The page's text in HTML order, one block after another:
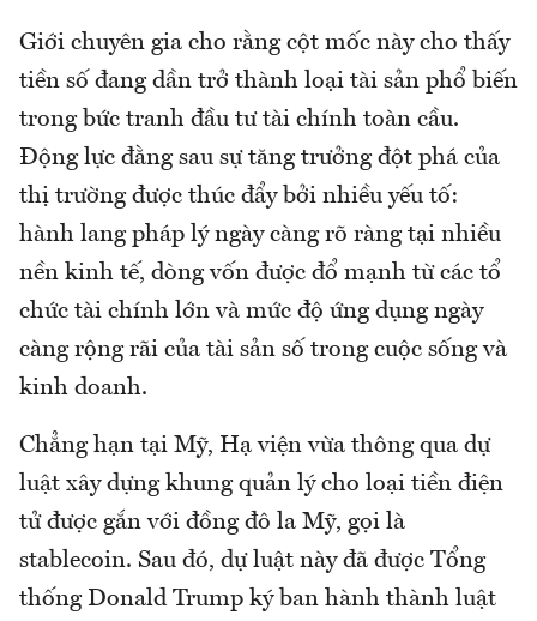
Giới chuyên gia cho rằng cột mốc này cho thấy
tiền số đang dần trở thành loại tài sản phổ biến
trong bức tranh đầu tư tài chính toàn cầu.
Động lực đằng sau sự tăng trưởng đột phá của
thị trường được thúc đẩy bởi nhiều yếu tố:
hành lang pháp lý ngày càng rõ ràng tại nhiều
nền kinh tế, dòng vốn được đổ mạnh từ các tổ
chức tài chính lớn và mức độ ứng dụng ngày
càng rộng rãi của tài sản số trong cuộc sống và
kinh doanh.
Chẳng hạn tại Mỹ, Hạ viện vừa thông qua dự
luật xây dựng khung quản lý cho loại tiền điện
tử được gắn với đồng đô la Mỹ, gọi là
stablecoin. Sau đó, dự luật này đã được Tổng
thống Donald Trump ký ban hành thành luật